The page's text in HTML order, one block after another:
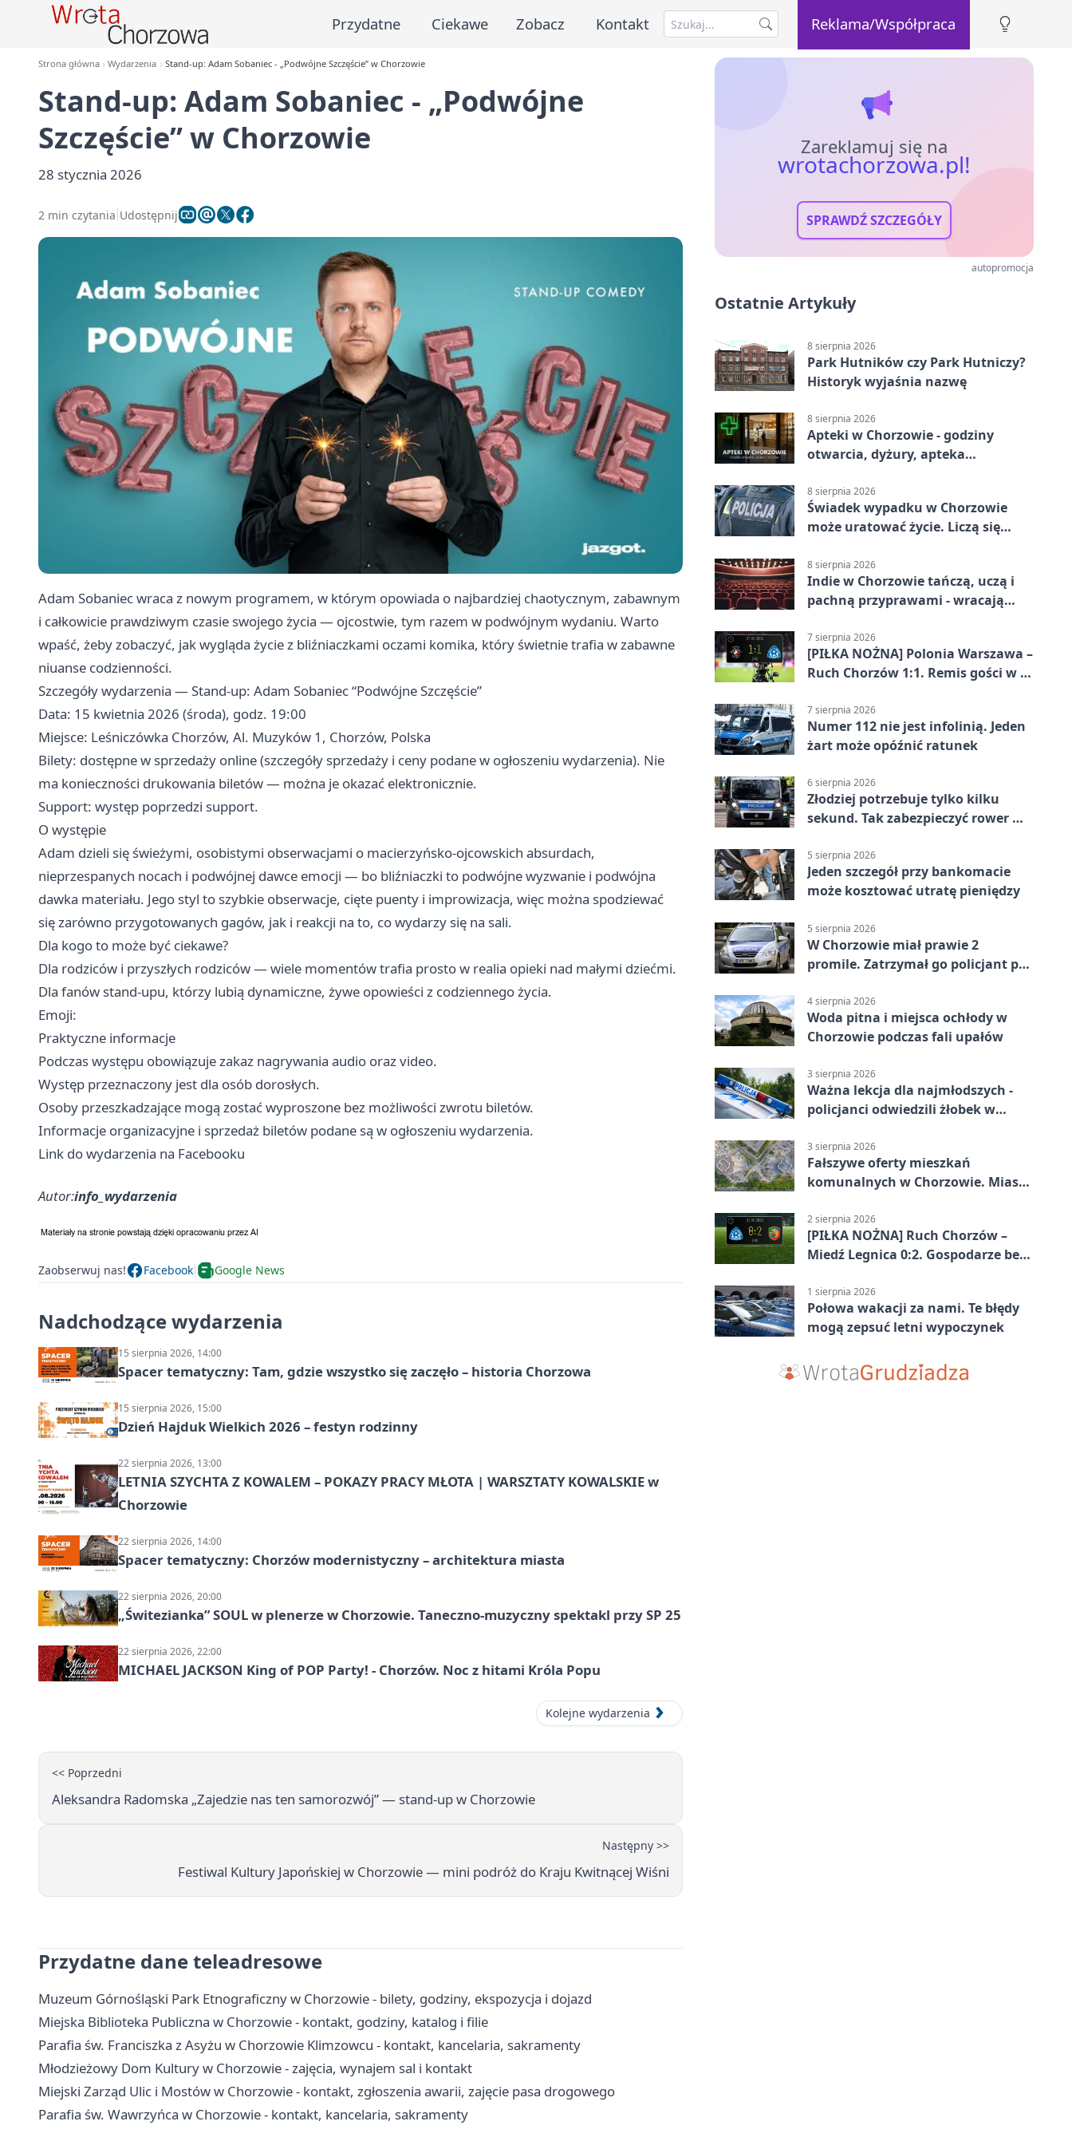
Przydatne Ciekawe Zobacz Kontakt Reklama/Współpraca
Strona główna Wydarzenia Stand-up: Adam Sobaniec - „Podwójne Szczęście” w Chorzowie
Stand-up: Adam Sobaniec - „Podwójne
Szczęście” w Chorzowie
28 stycznia 2026
2 min czytania Udostępnij
Adam Sobaniec wraca z nowym programem, w którym opowiada o najbardziej chaotycznym, zabawnym
i całkowicie prawdziwym czasie swojego życia — ojcostwie, tym razem w podwójnym wydaniu. Warto
wpaść, żeby zobaczyć, jak wygląda życie z bliźniaczkami oczami komika, który świetnie trafia w zabawne
niuanse codzienności.
Szczegóły wydarzenia — Stand-up: Adam Sobaniec “Podwójne Szczęście”
Data: 15 kwietnia 2026 (środa), godz. 19:00
Miejsce: Leśniczówka Chorzów, Al. Muzyków 1, Chorzów, Polska
Bilety: dostępne w sprzedaży online (szczegóły sprzedaży i ceny podane w ogłoszeniu wydarzenia). Nie
ma konieczności drukowania biletów — można je okazać elektronicznie.
Support: występ poprzedzi support.
O występie
Adam dzieli się świeżymi, osobistymi obserwacjami o macierzyńsko‑ojcowskich absurdach,
nieprzespanych nocach i podwójnej dawce emocji — bo bliźniaczki to podwójne wyzwanie i podwójna
dawka materiału. Jego styl to szybkie obserwacje, cięte puenty i improwizacja, więc można spodziewać
się zarówno przygotowanych gagów, jak i reakcji na to, co wydarzy się na sali.
Dla kogo to może być ciekawe?
Dla rodziców i przyszłych rodziców — wiele momentów trafia prosto w realia opieki nad małymi dziećmi.
Dla fanów stand-upu, którzy lubią dynamiczne, żywe opowieści z codziennego życia.
Emoji:
Praktyczne informacje
Podczas występu obowiązuje zakaz nagrywania audio oraz video.
Występ przeznaczony jest dla osób dorosłych.
Osoby przeszkadzające mogą zostać wyproszone bez możliwości zwrotu biletów.
Informacje organizacyjne i sprzedaż biletów podane są w ogłoszeniu wydarzenia.
Link do wydarzenia na Facebooku
Autor:info_wydarzenia
Zaobserwuj nas! Facebook Google News
Nadchodzące wydarzenia
15 sierpnia 2026, 14:00
Spacer tematyczny: Tam, gdzie wszystko się zaczęło – historia Chorzowa
15 sierpnia 2026, 15:00
Dzień Hajduk Wielkich 2026 – festyn rodzinny
22 sierpnia 2026, 13:00
LETNIA SZYCHTA Z KOWALEM – POKAZY PRACY MŁOTA | WARSZTATY KOWALSKIE w
Chorzowie
22 sierpnia 2026, 14:00
Spacer tematyczny: Chorzów modernistyczny – architektura miasta
22 sierpnia 2026, 20:00
„Świtezianka” SOUL w plenerze w Chorzowie. Taneczno-muzyczny spektakl przy SP 25
22 sierpnia 2026, 22:00
MICHAEL JACKSON King of POP Party! - Chorzów. Noc z hitami Króla Popu
Kolejne wydarzenia
<< Poprzedni
Aleksandra Radomska „Zajedzie nas ten samorozwój” — stand-up w Chorzowie
Następny >>
Festiwal Kultury Japońskiej w Chorzowie — mini podróż do Kraju Kwitnącej Wiśni
Przydatne dane teleadresowe
Muzeum Górnośląski Park Etnograficzny w Chorzowie - bilety, godziny, ekspozycja i dojazd
Miejska Biblioteka Publiczna w Chorzowie - kontakt, godziny, katalog i filie
Parafia św. Franciszka z Asyżu w Chorzowie Klimzowcu - kontakt, kancelaria, sakramenty
Młodzieżowy Dom Kultury w Chorzowie - zajęcia, wynajem sal i kontakt
Miejski Zarząd Ulic i Mostów w Chorzowie - kontakt, zgłoszenia awarii, zajęcie pasa drogowego
Parafia św. Wawrzyńca w Chorzowie - kontakt, kancelaria, sakramenty
Zareklamuj się na
wrotachorzowa.pl!
SPRAWDŹ SZCZEGÓŁY
autopromocja
Ostatnie Artykuły
8 sierpnia 2026
Park Hutników czy Park Hutniczy?
Historyk wyjaśnia nazwę
8 sierpnia 2026
Apteki w Chorzowie - godziny
otwarcia, dyżury, apteka
8 sierpnia 2026
Świadek wypadku w Chorzowie
może uratować życie. Liczą się
8 sierpnia 2026
Indie w Chorzowie tańczą, uczą i
pachną przyprawami - wracają
7 sierpnia 2026
[PIŁKA NOŻNA] Polonia Warszawa –
Ruch Chorzów 1:1. Remis gości w 3.
7 sierpnia 2026
Numer 112 nie jest infolinią. Jeden
żart może opóźnić ratunek
6 sierpnia 2026
Złodziej potrzebuje tylko kilku
sekund. Tak zabezpieczyć rower w
5 sierpnia 2026
Jeden szczegół przy bankomacie
może kosztować utratę pieniędzy
5 sierpnia 2026
W Chorzowie miał prawie 2
promile. Zatrzymał go policjant po
4 sierpnia 2026
Woda pitna i miejsca ochłody w
Chorzowie podczas fali upałów
3 sierpnia 2026
Ważna lekcja dla najmłodszych -
policjanci odwiedzili żłobek w
3 sierpnia 2026
Fałszywe oferty mieszkań
komunalnych w Chorzowie. Miasto
2 sierpnia 2026
[PIŁKA NOŻNA] Ruch Chorzów –
Miedź Legnica 0:2. Gospodarze bez
1 sierpnia 2026
Połowa wakacji za nami. Te błędy
mogą zepsuć letni wypoczynek